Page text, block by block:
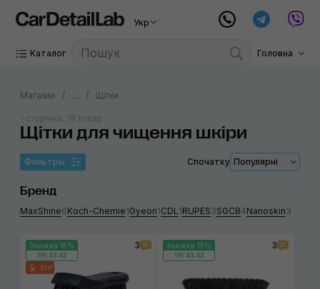
Укр
Каталог Головна
Магазин ... Щітки
Щітки для чищення шкіри
1 сторінка, 18 товар
Фильтры Спочатку Популярні
Бренд
MaxShine6Koch-Chemie1Gyeon1CDL1RUPES3SGCB4Nanoskin3
Знижка 15%
191:43:42
Хіт!
3 Знижка 15%
191:43:42
3